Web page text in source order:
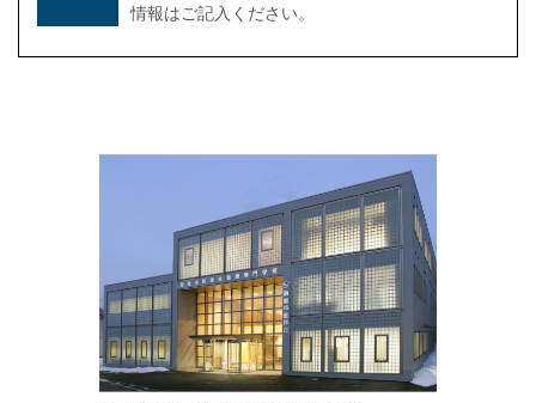
情報はご記入ください。